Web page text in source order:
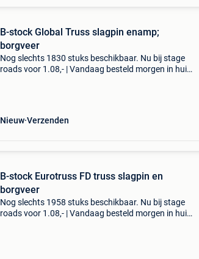
B-stock Global Truss slagpin enamp;
borgveer
Nog slechts 1830 stuks beschikbaar. Nu bij stage
roads voor 1.08,- | Vandaag besteld morgen in huis
Nieuw Verzenden
B-stock Eurotruss FD truss slagpin en
borgveer
Nog slechts 1958 stuks beschikbaar. Nu bij stage
roads voor 1.08,- | Vandaag besteld morgen in huis